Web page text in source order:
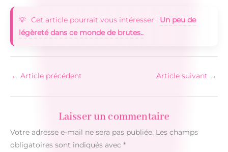
Cet article pourrait vous intéresser : Un peu de
légèreté dans ce monde de brutes..
← Article précédent Article suivant →
Laisser un commentaire
Votre adresse e-mail ne sera pas publiée. Les champs
obligatoires sont indiqués avec *